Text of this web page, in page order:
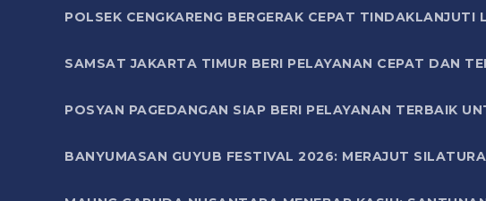
POLSEK CENGKARENG BERGERAK CEPAT
SAMSAT JAKARTA TIMUR BERI PELAYANAN CEPAT DAN
POSYAN PAGEDANGAN SIAP BERI PELAYANAN TERBAIK
BANYUMASAN GUYUB FESTIVAL 2026: MERAJUT